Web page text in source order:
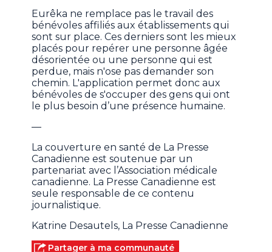
Eurêka ne remplace pas le travail des
bénévoles affiliés aux établissements qui
sont sur place. Ces derniers sont les mieux
placés pour repérer une personne âgée
désorientée ou une personne qui est
perdue, mais n'ose pas demander son
chemin. L'application permet donc aux
bénévoles de s'occuper des gens qui ont
le plus besoin d’une présence humaine.
—
La couverture en santé de La Presse
Canadienne est soutenue par un
partenariat avec l’Association médicale
canadienne. La Presse Canadienne est
seule responsable de ce contenu
journalistique.
Katrine Desautels, La Presse Canadienne
Partager à ma communauté